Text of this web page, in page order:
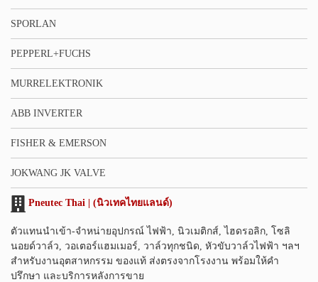
SPORLAN
PEPPERL+FUCHS
MURRELEKTRONIK
ABB INVERTER
FISHER & EMERSON
JOKWANG JK VALVE
Pneutec Thai | (นิวเทคไทยแลนด์)
ตัวแทนนำเข้า-จำหน่ายอุปกรณ์ ไฟฟ้า, นิวเมติกส์, ไฮดรอลิก, โซลิ
นอยด์วาล์ว, วอเตอร์แฮมเมอร์, วาล์วทุกชนิด, หัวขับวาล์วไฟฟ้า ฯลฯ
สำหรับงานอุตสาหกรรม ของแท้ ส่งตรงจากโรงงาน พร้อมให้คำ
ปรึกษา และบริการหลังการขาย